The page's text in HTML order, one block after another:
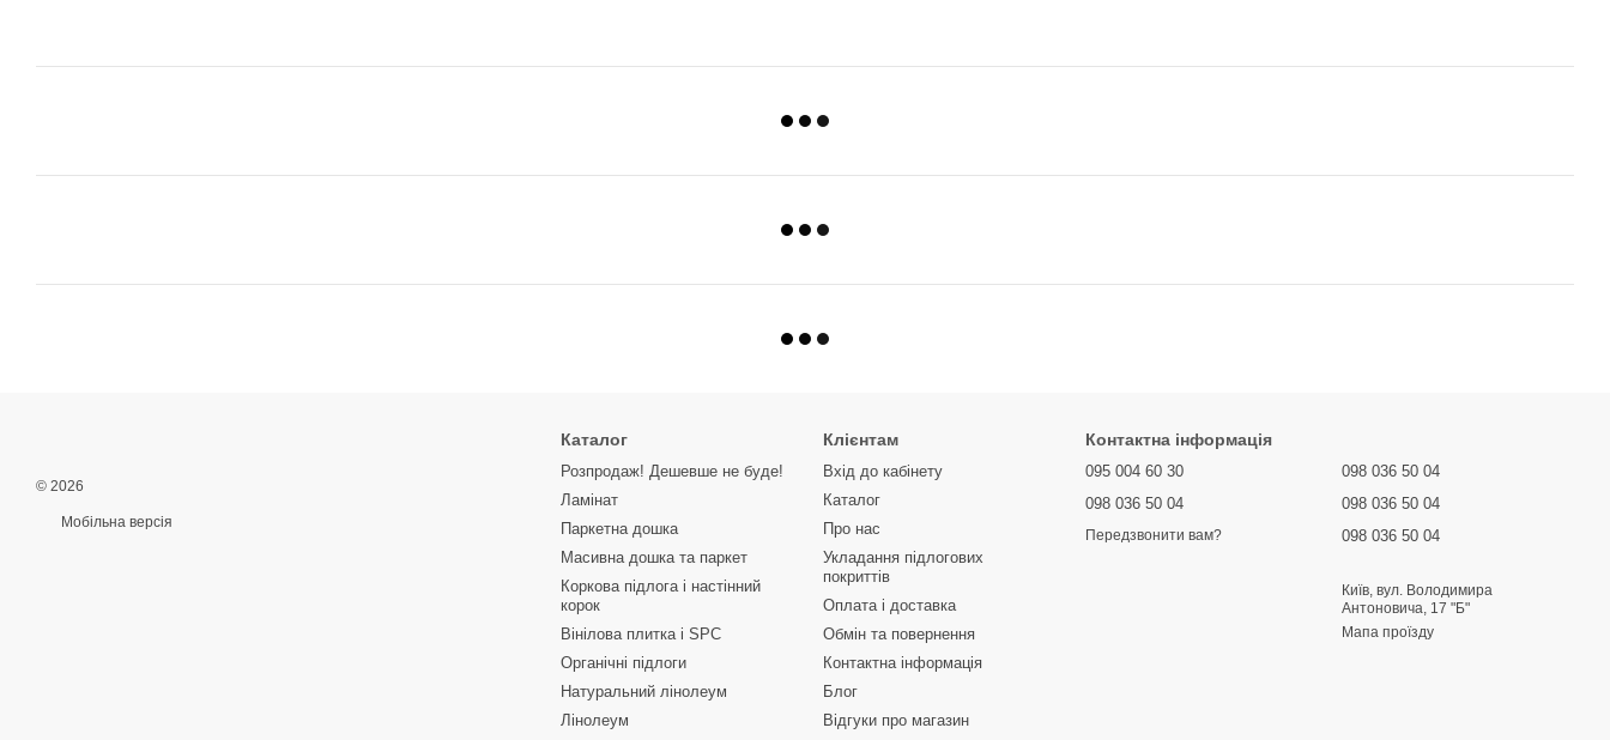
© 2026
Мобільна версія
Каталог
Розпродаж! Дешевше не буде!
Ламінат
Паркетна дошка
Масивна дошка та паркет
Коркова підлога і настінний
корок
Вінілова плитка і SPC
Органічні підлоги
Натуральний лінолеум
Лінолеум
Клієнтам
Вхід до кабінету
Каталог
Про нас
Укладання підлогових
покриттів
Оплата і доставка
Обмін та повернення
Контактна інформація
Блог
Відгуки про магазин
Контактна інформація
095 004 60 30
098 036 50 04
Передзвонити вам?
098 036 50 04
098 036 50 04
098 036 50 04
Київ, вул. Володимира
Антоновича, 17 "Б"
Мапа проїзду